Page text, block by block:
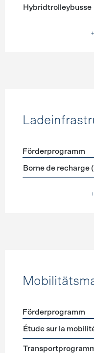
Hybridtrolleybusse
Förderprogramme
Förderprogramm
Borne de recharge
Förderprogramme
Förderprogramm
Étude sur la